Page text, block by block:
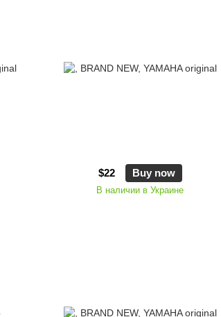
$22 Buy now
В наличии в Украине